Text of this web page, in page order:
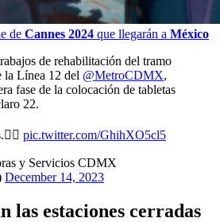
de Cannes 2024 que llegarán a México
de rehabilitación del tramo
la Línea 12 del @MetroCDMX,
fase de la colocación de tabletas
22.
pic.twitter.com/GhihXO5cl5
y Servicios CDMX
December 14, 2023
las estaciones cerradas